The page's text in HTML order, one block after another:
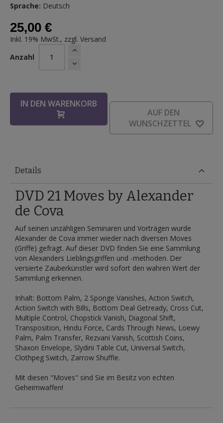
Sprache: Deutsch
25,00 €
Inkl. 19% MwSt., zzgl. Versand
Anzahl
IN DEN WARENKORB
AUF DEN
WUNSCHZETTEL
Details
DVD 21 Moves by Alexander
de Cova
Auf seinen unzähligen Seminaren und Vorträgen wurde
Alexander de Cova immer wieder nach diversen Moves
(Griffe) gefragt. Auf dieser DVD finden Sie eine Sammlung
von Alexanders Lieblingsgriffen und -methoden. Der
versierte Zauberkünstler wird sofort den wahren Wert der
Sammlung erkennen.
Inhalt: Bottom Palm, 2 Sponge Vanishes, Action Switch,
Action Switch with Bills, Bottom Deal Getready, Cross Cut,
Multiple Control, Chopstick Vanish, Diagonal Shift,
Transposition, Hindu Force, Cards Through News, Loewy
Palm, Palm Transfer, Rezvani Vanish, Scottish Coins,
Shaxon Envelope, Slydini Table Cut, Universal Switch,
Clothpeg Switch, Zarrow Shuffle.
Mit diesen "Moves" sind Sie im Besitz von echten
Geheimwaffen!